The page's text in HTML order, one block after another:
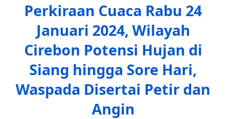
Perkiraan Cuaca Rabu 24
Januari 2024, Wilayah
Cirebon Potensi Hujan di
Siang hingga Sore Hari,
Waspada Disertai Petir dan
Angin